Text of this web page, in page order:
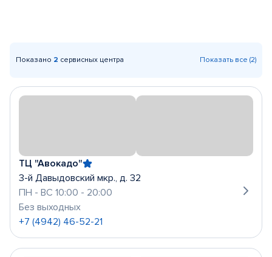
Показано 2 сервисных центра Показать все (2)
ТЦ "Авокадо"
3-й Давыдовский мкр., д. 32
ПН - ВС 10:00 - 20:00
Без выходных
+7 (4942) 46-52-21